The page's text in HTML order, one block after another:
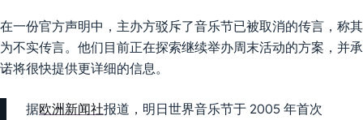
在一份官方声明中，主办方驳斥了音乐节已被取消的传言，称其
为不实传言。他们目前正在探索继续举办周末活动的方案，并承
诺将很快提供更详细的信息。
据欧洲新闻社报道，明日世界音乐节于 2005 年首次